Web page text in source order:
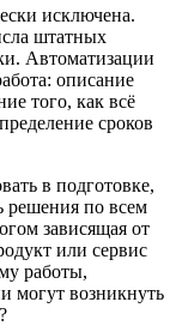
исключена.
штатных
Автоматизации
описание
того, как всё
сроков
в подготовке,
решения по всем
зависящая от
или сервис
работы,
могут возникнуть